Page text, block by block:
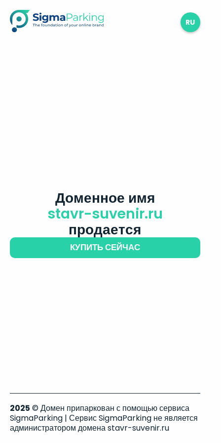
RU
Доменное имя
stavr-suvenir.ru
продается
КУПИТЬ СЕЙЧАС
2025 © Домен припаркован с помощью сервиса
SigmaParking | Сервис SigmaParking не является
администратором домена stavr-suvenir.ru